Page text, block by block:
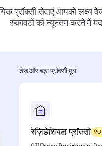
प्रॉक्सी सेवाएं आपको
रुकावटों को न्यूनतम करने में
तेज़ और बड़ा प्रॉक्सी पूल
रेज़िडेंशियल प्रॉक्सी